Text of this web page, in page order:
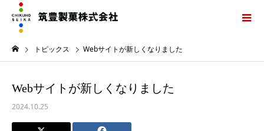
トピックス Webサイトが新しくなりました
Webサイトが新しくなりました
2024.10.25